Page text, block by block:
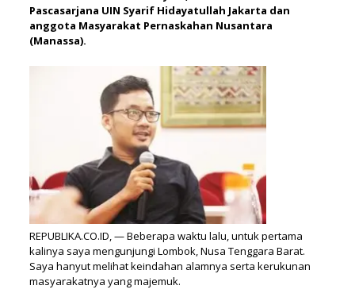
Pascasarjana UIN Syarif Hidayatullah Jakarta dan
anggota Masyarakat Pernaskahan Nusantara
(Manassa).
REPUBLIKA.CO.ID, — Beberapa waktu lalu, untuk pertama
kalinya saya mengunjungi Lombok, Nusa Tenggara Barat.
Saya hanyut melihat keindahan alamnya serta kerukunan
masyarakatnya yang majemuk.